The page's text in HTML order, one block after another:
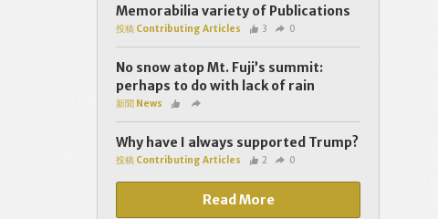
Memorabilia variety of Publications
投稿 Contributing Articles 3 0
No snow atop Mt. Fuji’s summit:
perhaps to do with lack of rain
新聞 News
Why have I always supported Trump?
投稿 Contributing Articles 2 0
Read More